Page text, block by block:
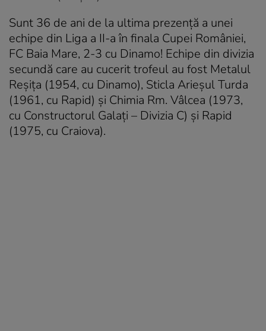
Sunt 36 de ani de la ultima prezență a unei
echipe din Liga a II-a în finala Cupei României,
FC Baia Mare, 2-3 cu Dinamo! Echipe din divizia
secundă care au cucerit trofeul au fost Metalul
Reșița (1954, cu Dinamo), Sticla Arieșul Turda
(1961, cu Rapid) și Chimia Rm. Vâlcea (1973,
cu Constructorul Galați – Divizia C) și Rapid
(1975, cu Craiova).